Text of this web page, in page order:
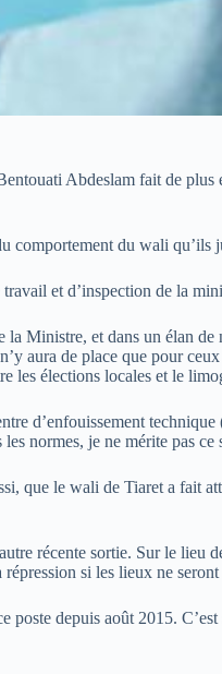
Abdeslam fait de
comportement du wali
et d’inspection de la
Ministre, et dans un élan
aura de place que pour
les élections locales et le
d’enfouissement
normes, je ne mérite pas
que le wali de Tiaret a fait
récente sortie. Sur le
si les lieux ne
depuis août 2015.